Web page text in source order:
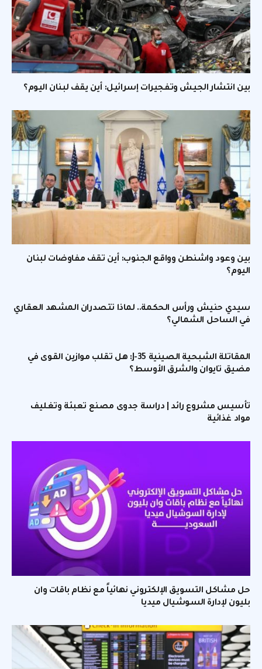
بين انتشار الجيش وتفجيرات إسرائيل: أين يقف لبنان اليوم؟
بين وعود واشنطن وواقع الجنوب: أين تقف مفاوضات لبنان
اليوم؟
سيدي حنيش ورأس الحكمة.. لماذا تتصدران المشهد العقاري
في الساحل الشمالي؟
المقاتلة الشبحية الصينية J-35: هل تقلب موازين القوى في
مضيق تايوان والشرق الأوسط؟
تأسيس مشروع رائد | دراسة جدوى مصنع تعبئة وتغليف
مواد غذائية
حل مشاكل التسويق الإلكتروني نهائياً مع نظام باقات وان
بليون لإدارة السوشيال ميديا